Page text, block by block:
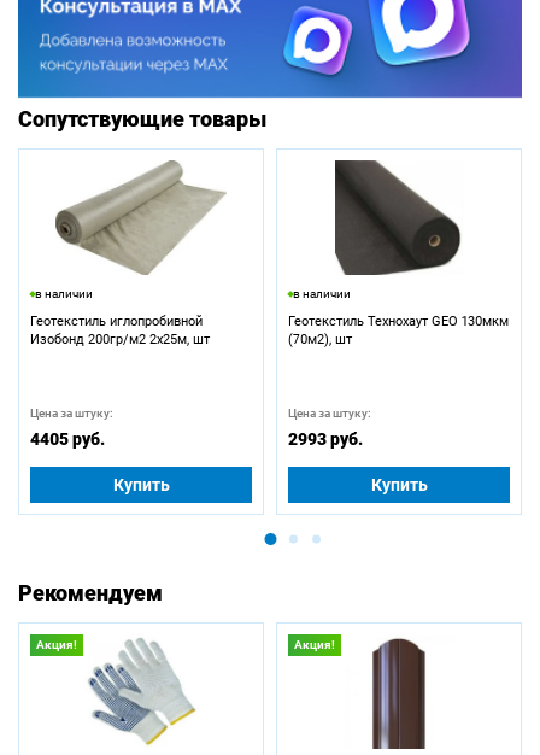
Сопутствующие товары
в наличии
Геотекстиль иглопробивной
Изобонд 200гр/м2 2х25м, шт
Цена за штуку:
4405 руб.
Купить
в наличии
Геотекстиль Технохаут GEO 130мкм
(70м2), шт
Цена за штуку:
2993 руб.
Купить
Рекомендуем
Акция! Акция!